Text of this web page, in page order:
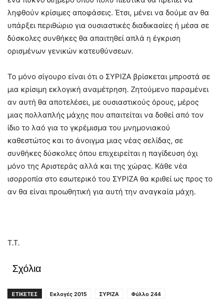
ληφθούν κρίσιμες αποφάσεις. Έτσι, μένει να δούμε αν θα
υπάρξει περιθώριο για ουσιαστικές διαδικασίες ή μέσα σε
δύσκολες συνθήκες θα απαιτηθεί απλά η έγκριση
ορισμένων γενικών κατευθύνσεων.
Το μόνο σίγουρο είναι ότι ο ΣΥΡΙΖΑ βρίσκεται μπροστά σε
μια κρίσιμη εκλογική αναμέτρηση. Ζητούμενο παραμένει
αν αυτή θα αποτελέσει, με ουσιαστικούς όρους, μέρος
μιας πολλαπλής μάχης που απαιτείται να δοθεί από τον
ίδιο το λαό για το γκρέμισμα του μνημονιακού
καθεστώτος και το άνοιγμα μιας νέας σελίδας, σε
συνθήκες δύσκολες όπου επιχειρείται η παγίδευση όχι
μόνο της Αριστεράς αλλά και της χώρας. Κάθε νέα
ισορροπία στο εσωτερικό του ΣΥΡΙΖΑ θα κριθεί ως προς το
αν θα είναι προωθητική για αυτή την αναγκαία μάχη.
Τ.Τ.
Σχόλια
ΕΤΙΚΕΤΕΣ Εκλογές 2015 ΣΥΡΙΖΑ Φύλλο 244